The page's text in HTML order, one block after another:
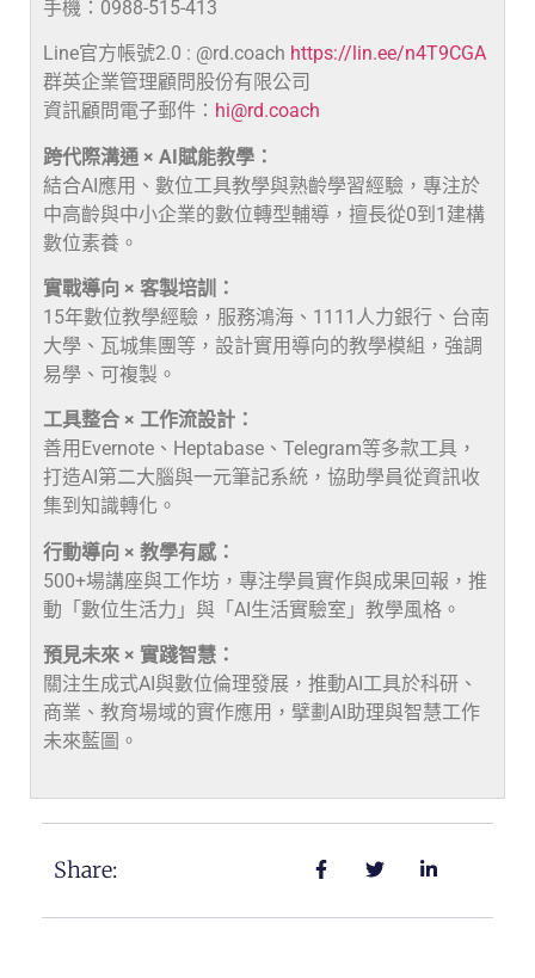
手機：0988-515-413
Line官方帳號2.0 : @rd.coach https://lin.ee/n4T9CGA
群英企業管理顧問股份有限公司
資訊顧問電子郵件： hi@rd.coach
跨代際溝通 × AI賦能教學：
結合AI應用、數位工具教學與熟齡學習經驗，專注於
中高齡與中小企業的數位轉型輔導，擅長從0到1建構
數位素養。
實戰導向 × 客製培訓：
15年數位教學經驗，服務鴻海、1111人力銀行、台南
大學、瓦城集團等，設計實用導向的教學模組，強調
易學、可複製。
工具整合 × 工作流設計：
善用Evernote、Heptabase、Telegram等多款工具，
打造AI第二大腦與一元筆記系統，協助學員從資訊收
集到知識轉化。
行動導向 × 教學有感：
500+場講座與工作坊，專注學員實作與成果回報，推
動「數位生活力」與「AI生活實驗室」教學風格。
預見未來 × 實踐智慧：
關注生成式AI與數位倫理發展，推動AI工具於科研、
商業、教育場域的實作應用，擘劃AI助理與智慧工作
未來藍圖。
Share: